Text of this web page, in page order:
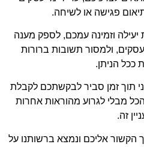
פגישה או לשיחה.
יעילה וזמינה עמכם, לספק מענה
לכל פנייה עד 2 ימי עסקים, ולמסור תשובות ברורות
ככל הניתן.
תוך זמן סביר לבקשתכם לקבלת
מבלי לגרוע מהוראות אחרות
זה.
הקשור אליכם ונמצא ברשותנו על